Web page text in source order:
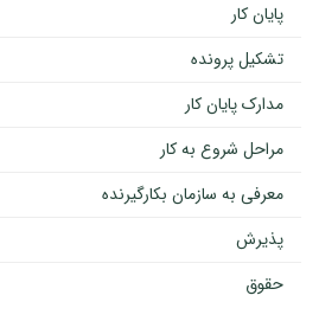
پایان کار
تشکیل پرونده
مدارک پایان کار
مراحل شروع به کار
معرفی به سازمان بکارگیرنده
پذیرش
حقوق